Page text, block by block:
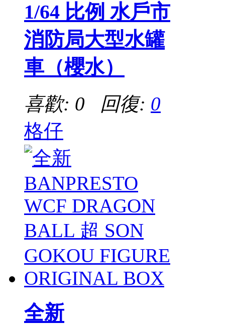
1/64 比例 水戶市
消防局大型水罐
車（櫻水）
喜歡: 0 回復: 0
格仔
全新